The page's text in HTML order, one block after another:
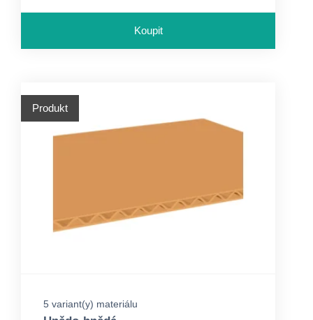
Koupit
Produkt
5 variant(y) materiálu